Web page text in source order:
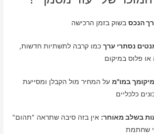
הנכס בשוק בזמן הרכישה
נסתרי ערך כמו קרבה לתשתיות חדשות,
או פלוס במיקום
במו"מ על המחיר מול הקבלן ומסייעת
כלכליים
בשלב מאוחר: אין בזה סיבה שתראה "תהום"
שחתמת